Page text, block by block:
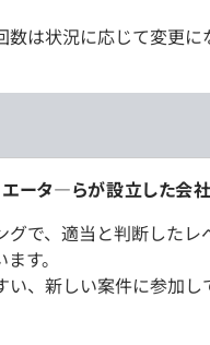
は状況に応じて変更に
ータ―らが設立した会社
グで、適当と判断したレ
す。
、新しい案件に参加し